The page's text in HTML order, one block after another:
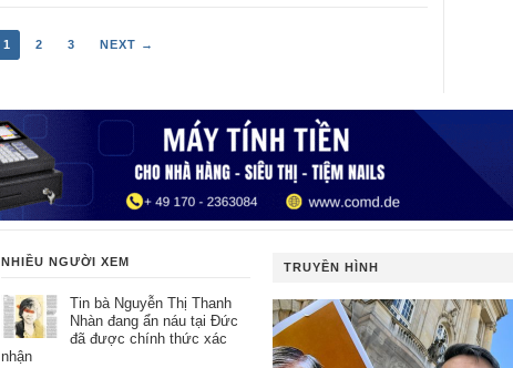
1 2 3 NEXT →
NHIỀU NGƯỜI XEM
Tin bà Nguyễn Thị Thanh
Nhàn đang ẩn náu tại Đức
đã được chính thức xác
nhận
TRUYỀN HÌNH